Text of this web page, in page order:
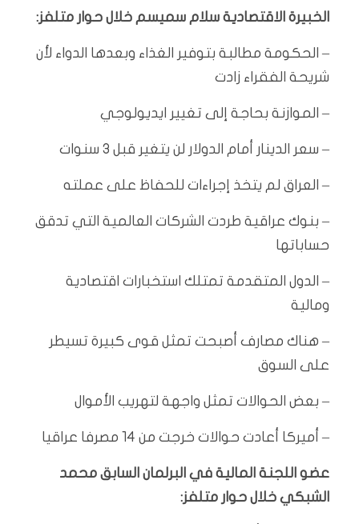
الخبيرة الاقتصادية سلام سميسم خلال حوار متلفز:
– الحكومة مطالبة بتوفير الغذاء وبعدها الدواء لأن
شريحة الفقراء زادت
– الموازنة بحاجة إلى تغيير ايديولوجي
– سعر الدينار أمام الدولار لن يتغير قبل 3 سنوات
– العراق لم يتخذ إجراءات للحفاظ على عملته
– بنوك عراقية طردت الشركات العالمية التي تدقق
حساباتها
– الدول المتقدمة تمتلك استخبارات اقتصادية
ومالية
– هناك مصارف أصبحت تمثل قوى كبيرة تسيطر
على السوق
– بعض الحوالات تمثل واجهة لتهريب الأموال
– أميركا أعادت حوالات خرجت من 14 مصرفا عراقيا
عضو اللجنة المالية في البرلمان السابق محمد
الشبكي خلال حوار متلفز: